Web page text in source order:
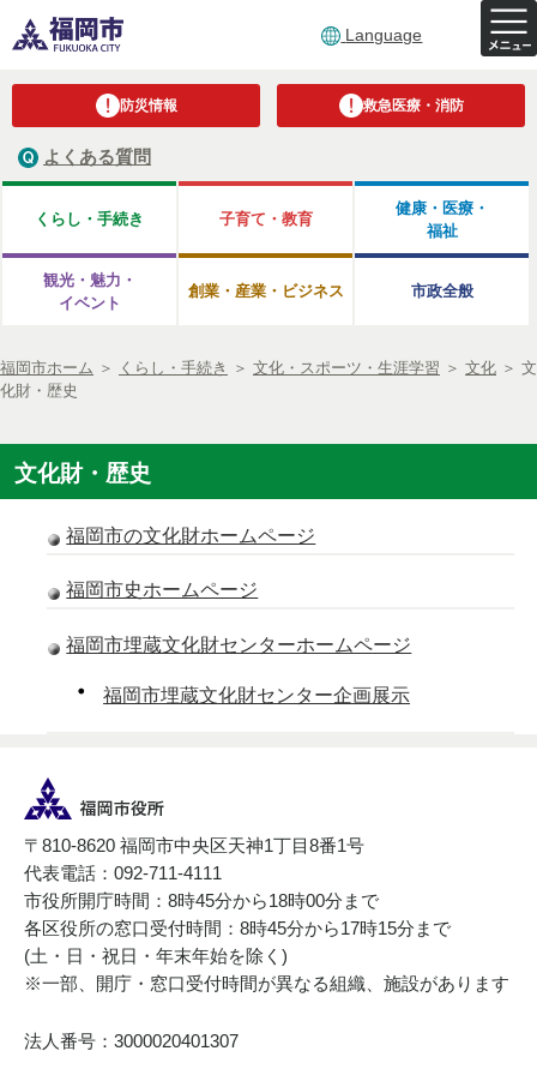
Language
防災情報 救急医療・消防
よくある質問
くらし・手続き 子育て・教育
健康・医療・
福祉
観光・魅力・
イベント
創業・産業・ビジネス 市政全般
福岡市ホーム ＞ くらし・手続き ＞ 文化・スポーツ・生涯学習 ＞ 文化 ＞ 文
化財・歴史
文化財・歴史
福岡市の文化財ホームページ
福岡市史ホームページ
福岡市埋蔵文化財センターホームページ
・福岡市埋蔵文化財センター企画展示
〒810-8620 福岡市中央区天神1丁目8番1号
代表電話：092-711-4111
市役所開庁時間：8時45分から18時00分まで
各区役所の窓口受付時間：8時45分から17時15分まで
(土・日・祝日・年末年始を除く)
※一部、開庁・窓口受付時間が異なる組織、施設があります
法人番号：3000020401307